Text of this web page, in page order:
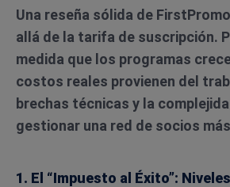
Una reseña sólida de
allá de la tarifa de suscripción.
medida que los programas
costos reales provienen del
brechas técnicas y la
gestionar una red de socios
1. El “Impuesto al Éxito”: